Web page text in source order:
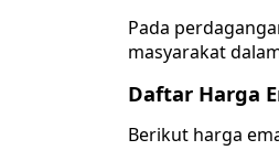
Pada
masyarakat
Daftar Harga
Berikut harga